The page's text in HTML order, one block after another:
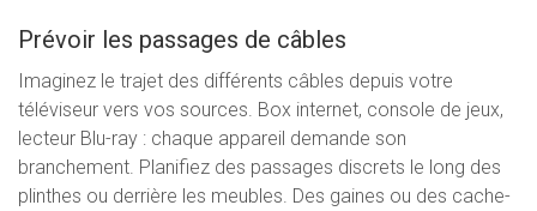
Prévoir les passages de câbles
Imaginez le trajet des différents câbles depuis votre
téléviseur vers vos sources. Box internet, console de jeux,
lecteur Blu-ray : chaque appareil demande son
branchement. Planifiez des passages discrets le long des
plinthes ou derrière les meubles. Des gaines ou des cache-